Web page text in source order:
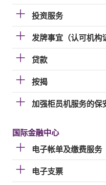
投资服务
发牌事宜（认可机构
贷款
按揭
加强柜员机服务的保
国际金融中心
电子帐单及缴费服务
电子支票